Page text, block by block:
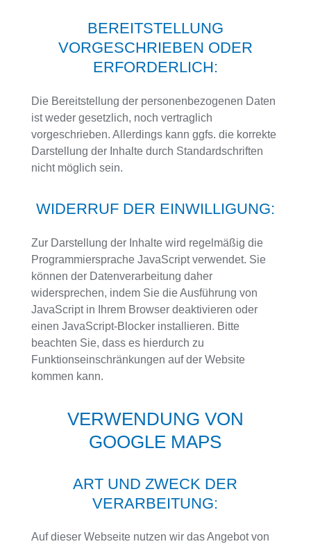
BEREITSTELLUNG
VORGESCHRIEBEN ODER
ERFORDERLICH:
Die Bereitstellung der personenbezogenen Daten
ist weder gesetzlich, noch vertraglich
vorgeschrieben. Allerdings kann ggfs. die korrekte
Darstellung der Inhalte durch Standardschriften
nicht möglich sein.
WIDERRUF DER EINWILLIGUNG:
Zur Darstellung der Inhalte wird regelmäßig die
Programmiersprache JavaScript verwendet. Sie
können der Datenverarbeitung daher
widersprechen, indem Sie die Ausführung von
JavaScript in Ihrem Browser deaktivieren oder
einen JavaScript-Blocker installieren. Bitte
beachten Sie, dass es hierdurch zu
Funktionseinschränkungen auf der Website
kommen kann.
VERWENDUNG VON
GOOGLE MAPS
ART UND ZWECK DER
VERARBEITUNG:
Auf dieser Webseite nutzen wir das Angebot von